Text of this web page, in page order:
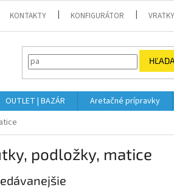
KONTAKTY KONFIGURÁTOR
OUTLET | BAZÁR Aretačné prípravky
podložky, matice